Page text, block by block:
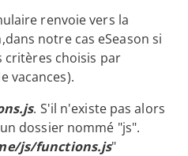
renvoie vers la
notre cas eSeason si
critères choisis par
vacances).
. S'il n'existe pas alors
dossier nommé "js".
js/functions.js"